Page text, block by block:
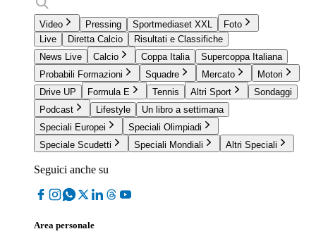
Video Pressing Sportmediaset XXL
Foto
Live
Diretta Calcio
Risultati e Classifiche
News Live
Calcio Coppa Italia
Supercoppa Italiana
Probabili Formazioni
Squadre Mercato
Motori
Drive UP
Formula E Tennis Altri Sport
Sondaggi
Podcast
Lifestyle
Un libro a settimana
Speciali Europei
Speciali Olimpiadi
Speciale Scudetti
Speciali Mondiali Altri Speciali
Seguici anche su
Area personale